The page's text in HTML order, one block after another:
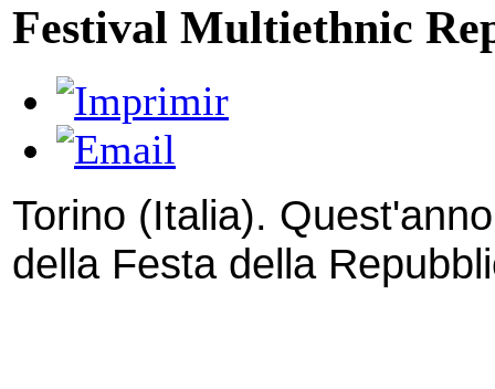
Festival Multiethnic
Torino (Italia).
della Festa della